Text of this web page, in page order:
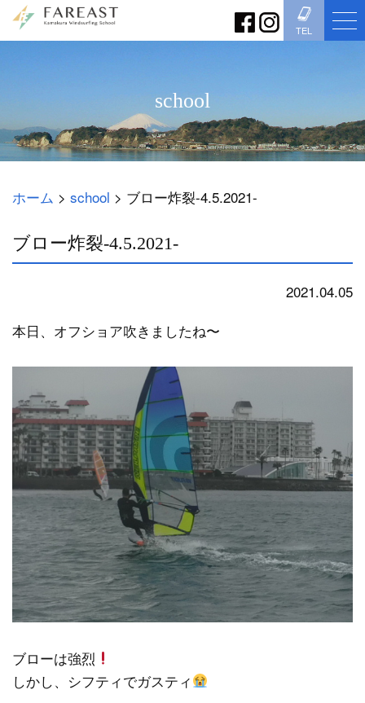
TEL
school
ホーム > school > ブロー炸裂-4.5.2021-
ブロー炸裂-4.5.2021-
2021.04.05
本日、オフショア吹きましたね〜
ブローは強烈
しかし、シフティでガスティ